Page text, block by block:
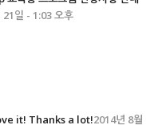
21일 - 1:03 오후
it! Thanks a lot!2014년 8월